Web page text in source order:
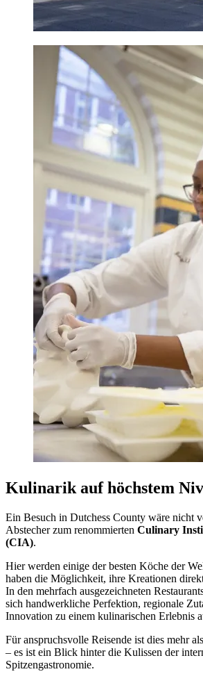
Kulinarik auf höchstem
Ein Besuch in Dutchess County wäre nicht
Abstecher zum renommierten Culinary
(CIA).
Hier werden einige der besten Köche der
haben die Möglichkeit, ihre Kreationen
In den mehrfach ausgezeichneten
sich handwerkliche Perfektion, regionale
Innovation zu einem kulinarischen Erlebnis
Für anspruchsvolle Reisende ist dies mehr
– es ist ein Blick hinter die Kulissen der
Spitzengastronomie.